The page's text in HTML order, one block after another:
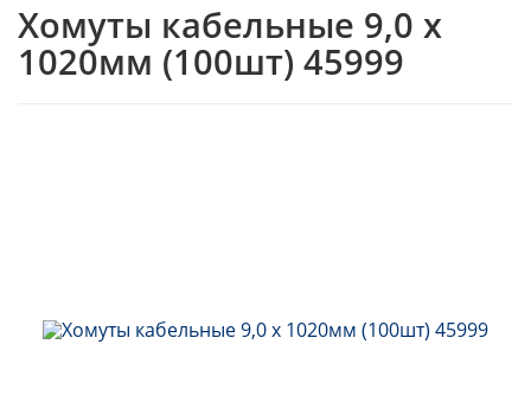
Хомуты кабельные 9,0 х
1020мм (100шт) 45999